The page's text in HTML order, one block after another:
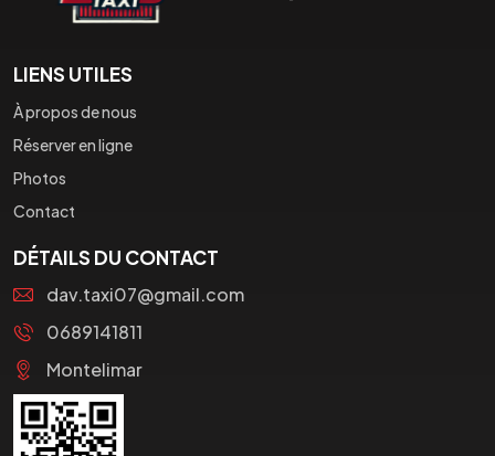
LIENS UTILES
À propos de nous
Réserver en ligne
Photos
Contact
DÉTAILS DU CONTACT
dav.taxi07@gmail.com
0689141811
Montelimar